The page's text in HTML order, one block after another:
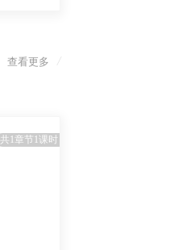
查看更多
共1章节1课时